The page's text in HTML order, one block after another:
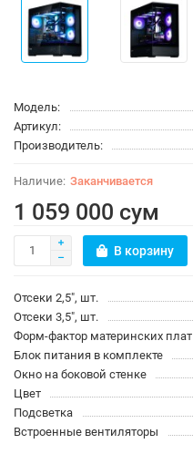
Модель:
Артикул:
Производитель:
Заканчивается
1 059 000 сум
В корзину
Отсеки 2,5″, шт.
Отсеки 3,5″, шт.
Форм-фактор материнских плат
Блок питания в комплекте
Окно на боковой стенке
Цвет
Подсветка
Встроенные вентиляторы